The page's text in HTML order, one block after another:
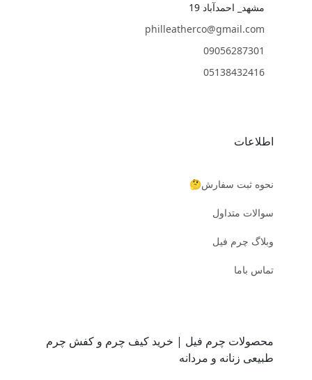
مشهد_ احمدآباد 19
philleatherco@gmail.com
09056287301
05138432416
اطلاعات
نحوه ثبت سفارش🤔
سوالات متداول
وبلاگ چرم فیل
تماس باما
محصولات چرم فیل | خرید کیف چرم و کفش چرم
طبیعی زنانه و مردانه